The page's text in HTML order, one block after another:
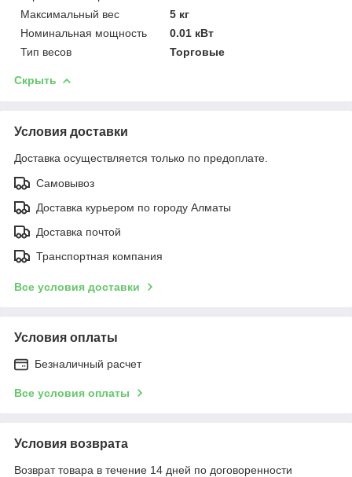
Максимальный вес
5 кг
Номинальная мощность
0.01 кВт
Тип весов
Торговые
Скрыть
Условия доставки
Доставка осуществляется только по предоплате.
Самовывоз
Доставка курьером по городу Алматы
Доставка почтой
Транспортная компания
Все условия доставки
Условия оплаты
Безналичный расчет
Все условия оплаты
Условия возврата
Возврат товара в течение 14 дней по договоренности